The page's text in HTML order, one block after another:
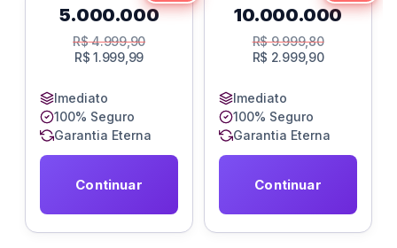
5.000.000
R$4.999,90
R$ 1.999,99
Imediato
100% Seguro
Garantia Eterna
Continuar
10.000.000
R$9.999,80
R$ 2.999,90
Imediato
100% Seguro
Garantia Eterna
Continuar